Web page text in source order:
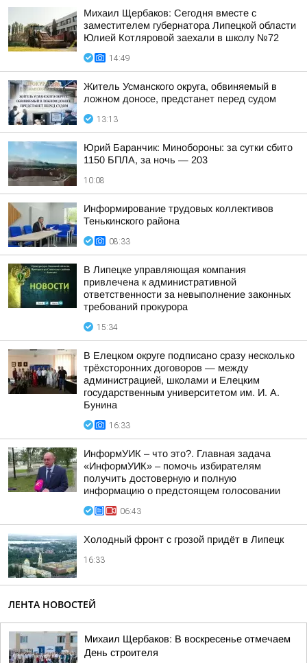
Михаил Щербаков: Сегодня вместе с
заместителем губернатора Липецкой области
Юлией Котляровой заехали в школу №72
14:49
Житель Усманского округа, обвиняемый в
ложном доносе, предстанет перед судом
13:13
Юрий Баранчик: Минобороны: за сутки сбито
1150 БПЛА, за ночь — 203
10:08
Информирование трудовых коллективов
Тенькинского района
08:33
В Липецке управляющая компания
привлечена к административной
ответственности за невыполнение законных
требований прокурора
15:34
В Елецком округе подписано сразу несколько
трёхсторонних договоров — между
администрацией, школами и Елецким
государственным университетом им. И. А.
Бунина
16:33
ИнформУИК – что это?. Главная задача
«ИнформУИК» – помочь избирателям
получить достоверную и полную
информацию о предстоящем голосовании
06:43
Холодный фронт с грозой придёт в Липецк
16:33
ЛЕНТА НОВОСТЕЙ
Михаил Щербаков: В воскресенье отмечаем
День строителя